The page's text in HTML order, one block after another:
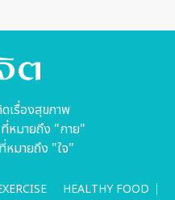
เรื่องสุขภาพ
หมายถึง "กาย"
หมายถึง "ใจ"
HEALTHY FOOD